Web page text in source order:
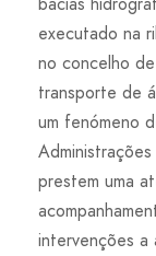
executado na
no concelho
transporte de
um fenómeno
prestem uma
intervenções a